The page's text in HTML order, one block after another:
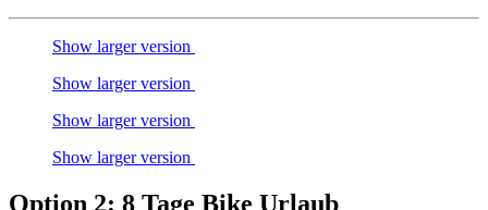
Show larger version
Show larger version
Show larger version
Show larger version
Option 2: 8 Tage Bike Urlaub